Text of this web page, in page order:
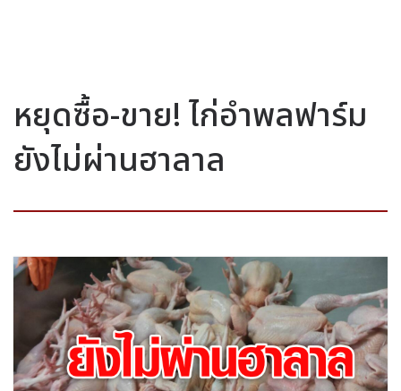
หยุดซื้อ-ขาย! ไก่อำพลฟาร์ม
ยังไม่ผ่านฮาลาล